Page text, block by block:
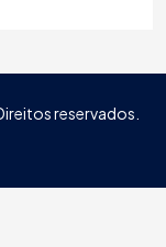
reservados.